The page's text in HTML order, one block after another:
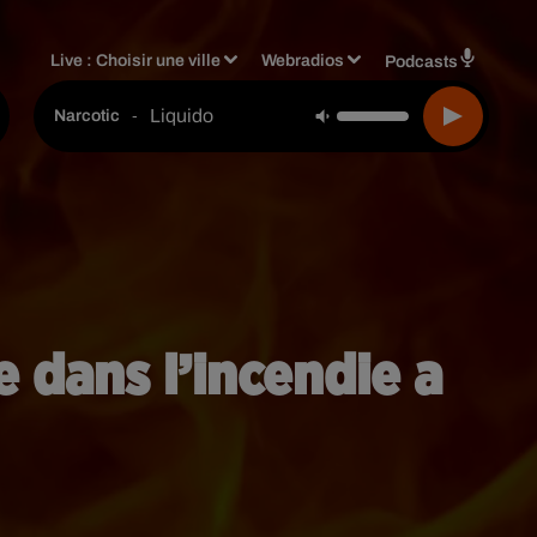
Live :Choisir une ville Webradios Podcasts
Narcotic - Liquido
dans l’incendie a